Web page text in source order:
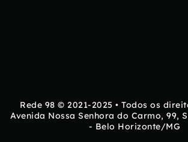
Rede 98 © 2021-2025 • Todos os
Avenida Nossa Senhora do Carmo, 99,
- Belo Horizonte/MG